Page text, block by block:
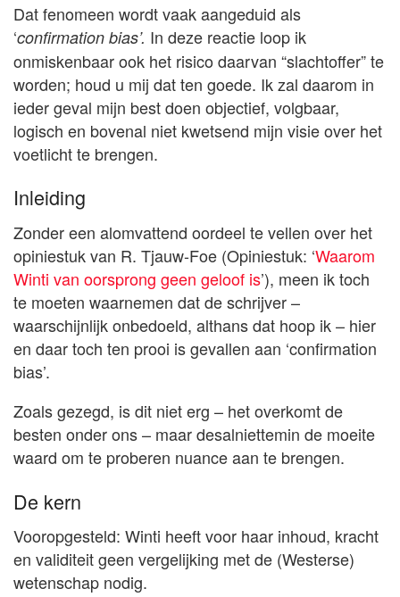
Dat fenomeen wordt vaak aangeduid als
‘confirmation bias’. In deze reactie loop ik
onmiskenbaar ook het risico daarvan “slachtoffer” te
worden; houd u mij dat ten goede. Ik zal daarom in
ieder geval mijn best doen objectief, volgbaar,
logisch en bovenal niet kwetsend mijn visie over het
voetlicht te brengen.
Inleiding
Zonder een alomvattend oordeel te vellen over het
opiniestuk van R. Tjauw-Foe (Opiniestuk: ‘Waarom
Winti van oorsprong geen geloof is’), meen ik toch
te moeten waarnemen dat de schrijver –
waarschijnlijk onbedoeld, althans dat hoop ik – hier
en daar toch ten prooi is gevallen aan ‘confirmation
bias’.
Zoals gezegd, is dit niet erg – het overkomt de
besten onder ons – maar desalniettemin de moeite
waard om te proberen nuance aan te brengen.
De kern
Vooropgesteld: Winti heeft voor haar inhoud, kracht
en validiteit geen vergelijking met de (Westerse)
wetenschap nodig.